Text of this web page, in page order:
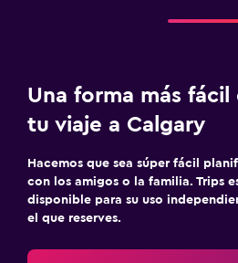
Una forma más
tu viaje a Calgary
Hacemos que sea súper fácil
con los amigos o la familia. Trips
disponible para su uso
el que reserves.